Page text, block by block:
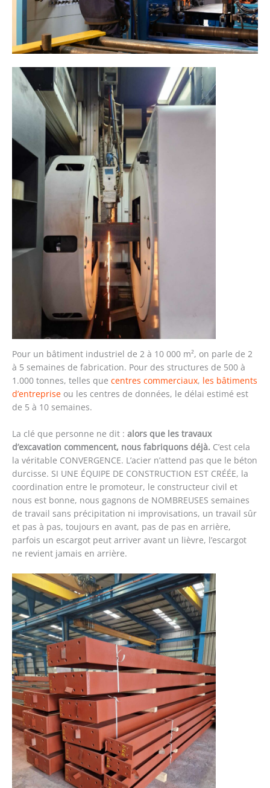
Pour un bâtiment industriel de 2 à 10 000 m², on parle de 2
à 5 semaines de fabrication. Pour des structures de 500 à
1.000 tonnes, telles que centres commerciaux, les bâtiments
d’entreprise ou les centres de données, le délai estimé est
de 5 à 10 semaines.
La clé que personne ne dit : alors que les travaux
d’excavation commencent, nous fabriquons déjà. C’est cela
la véritable CONVERGENCE. L’acier n’attend pas que le béton
durcisse. SI UNE ÉQUIPE DE CONSTRUCTION EST CRÉÉE, la
coordination entre le promoteur, le constructeur civil et
nous est bonne, nous gagnons de NOMBREUSES semaines
de travail sans précipitation ni improvisations, un travail sûr
et pas à pas, toujours en avant, pas de pas en arrière,
parfois un escargot peut arriver avant un lièvre, l’escargot
ne revient jamais en arrière.